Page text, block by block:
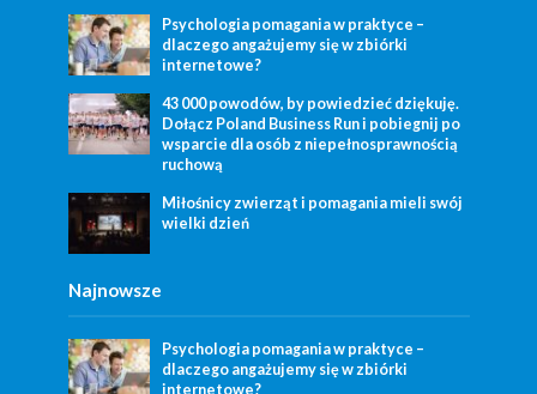
Psychologia pomagania w praktyce –
dlaczego angażujemy się w zbiórki
internetowe?
43 000 powodów, by powiedzieć dziękuję.
Dołącz Poland Business Run i pobiegnij po
wsparcie dla osób z niepełnosprawnością
ruchową
Miłośnicy zwierząt i pomagania mieli swój
wielki dzień
Najnowsze
Psychologia pomagania w praktyce –
dlaczego angażujemy się w zbiórki
internetowe?